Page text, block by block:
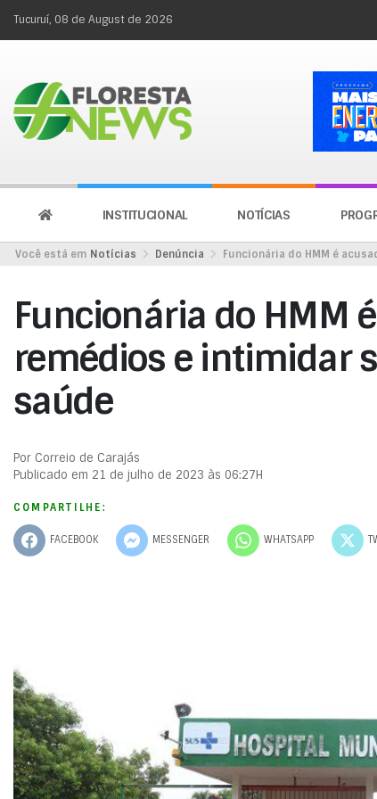
Tucuruí, 08 de August de 2026
INSTITUCIONAL NOTÍCIAS
Você está em Notícias Denúncia Funcionária do HMM é
Funcionária do HMM
remédios e intimidar
saúde
Por Correio de Carajás
Publicado em 21 de julho de 2023 às 06:27H
COMPARTILHE:
FACEBOOK MESSENGER WHATSAPP